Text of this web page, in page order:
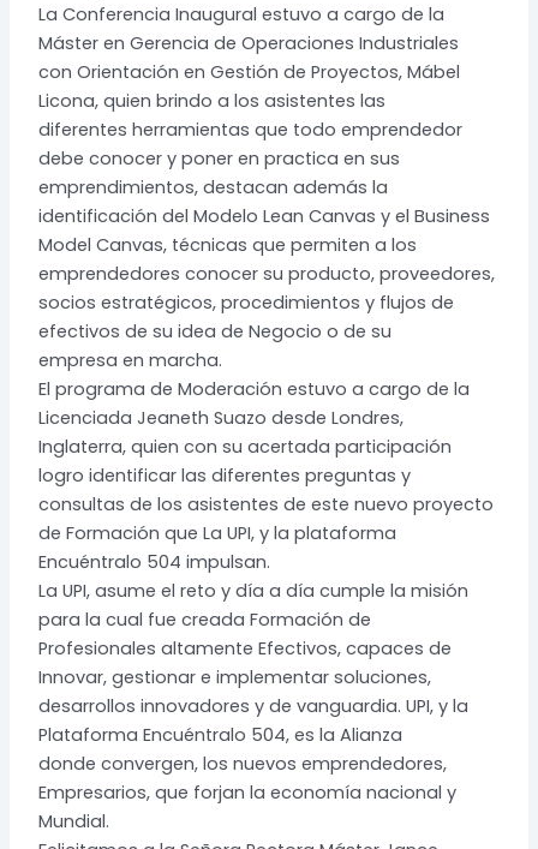
La Conferencia Inaugural estuvo a cargo de la
Máster en Gerencia de Operaciones Industriales
con Orientación en Gestión de Proyectos, Mábel
Licona, quien brindo a los asistentes las
diferentes herramientas que todo emprendedor
debe conocer y poner en practica en sus
emprendimientos, destacan además la
identificación del Modelo Lean Canvas y el Business
Model Canvas, técnicas que permiten a los
emprendedores conocer su producto, proveedores,
socios estratégicos, procedimientos y flujos de
efectivos de su idea de Negocio o de su
empresa en marcha.
El programa de Moderación estuvo a cargo de la
Licenciada Jeaneth Suazo desde Londres,
Inglaterra, quien con su acertada participación
logro identificar las diferentes preguntas y
consultas de los asistentes de este nuevo proyecto
de Formación que La UPI, y la plataforma
Encuéntralo 504 impulsan.
La UPI, asume el reto y día a día cumple la misión
para la cual fue creada Formación de
Profesionales altamente Efectivos, capaces de
Innovar, gestionar e implementar soluciones,
desarrollos innovadores y de vanguardia. UPI, y la
Plataforma Encuéntralo 504, es la Alianza
donde convergen, los nuevos emprendedores,
Empresarios, que forjan la economía nacional y
Mundial.